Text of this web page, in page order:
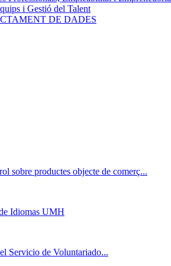
i Gestió del Talent
DE DADES
sobre productes objecte de comerç...
Idiomas UMH
Servicio de Voluntariado...